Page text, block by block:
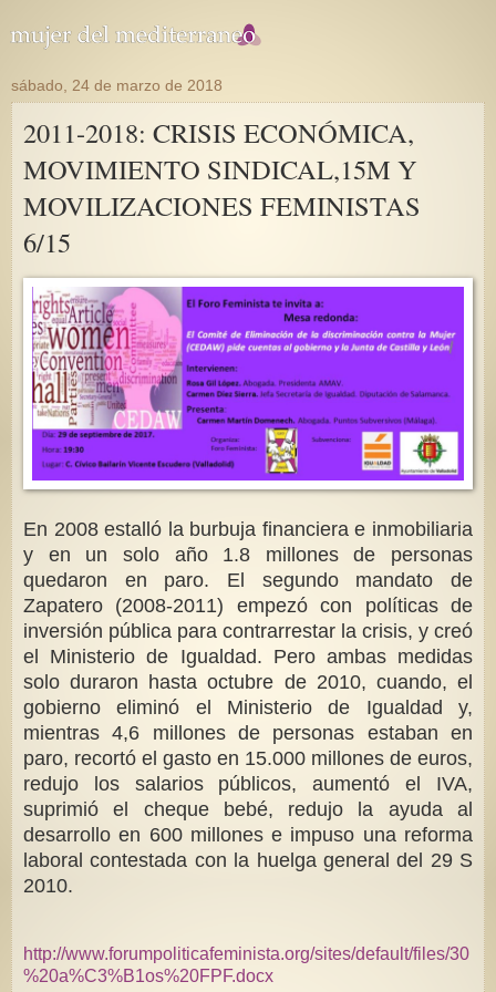
sábado, 24 de marzo de 2018
2011-2018: CRISIS ECONÓMICA,
MOVIMIENTO SINDICAL,15M Y
MOVILIZACIONES FEMINISTAS
6/15
En 2008 estalló la burbuja financiera e inmobiliaria
y en un solo año 1.8 millones de personas
quedaron en paro. El segundo mandato de
Zapatero (2008-2011) empezó con políticas de
inversión pública para contrarrestar la crisis, y creó
el Ministerio de Igualdad. Pero ambas medidas
solo duraron hasta octubre de 2010, cuando, el
gobierno eliminó el Ministerio de Igualdad y,
mientras 4,6 millones de personas estaban en
paro, recortó el gasto en 15.000 millones de euros,
redujo los salarios públicos, aumentó el IVA,
suprimió el cheque bebé, redujo la ayuda al
desarrollo en 600 millones e impuso una reforma
laboral contestada con la huelga general del 29 S
2010.
http://www.forumpoliticafeminista.org/sites/default/files/30
%20a%C3%B1os%20FPF.docx